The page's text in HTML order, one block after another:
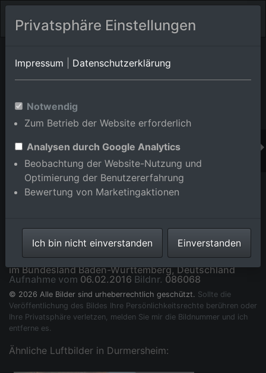
Orts-Album von Durmersheim
Württemberg,Deutschland
Im Shop bestellen
Kieswerk Wilhem Stürmlinger & Söhne in Durmersheim
im Bundesland Baden-Württemberg, Deutschland
Aufnahme vom 06.02.2016 Bildnr. 086068
© 2026 Alle Bilder sind urheberrechtlich geschützt. Sollte die
Veröffentlichung des Bildes Ihre Persönlichkeitsrechte berühren oder
Ihre Privatsphäre verletzen, melden Sie mir die Bildnummer und ich
entferne es.
Ähnliche Luftbilder in Durmersheim:
Privatsphäre Einstellungen
Impressum Datenschutzerklärung
Notwendig
Zum Betrieb der Website erforderlich
Analysen durch Google Analytics
Beobachtung der Website-Nutzung und
Optimierung der Benutzererfahrung
Bewertung von Marketingaktionen
Ich bin nicht einverstanden Einverstanden